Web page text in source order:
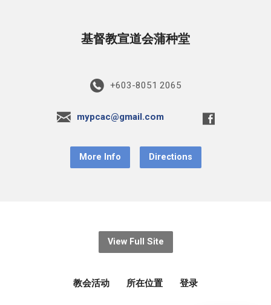
基督教宣道会蒲种堂
+603-8051 2065
mypcac@gmail.com
More Info Directions
View Full Site
教会活动 所在位置 登录